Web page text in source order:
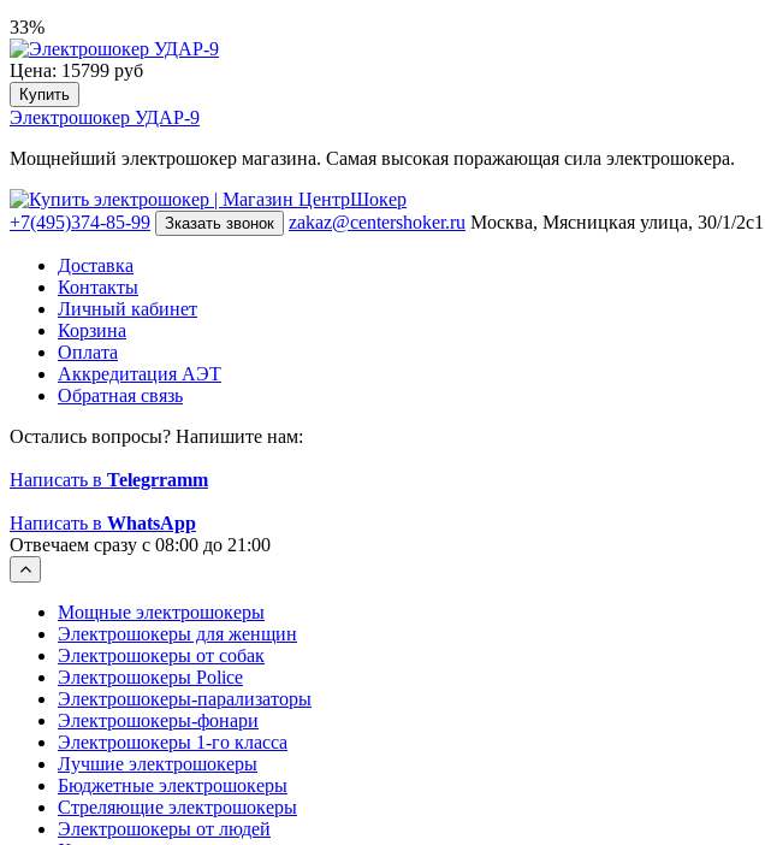
33%
Цена: 15799 руб
Купить
Электрошокер УДАР-9
Мощнейший электрошокер магазина. Самая высокая поражающая сила электрошокера.
+7(495)374-85-99 Зказать звонок zakaz@centershoker.ru Москва, Мясницкая улица, 30/1/2с1
Доставка
Контакты
Личный кабинет
Корзина
Оплата
Аккредитация АЭТ
Обратная связь
Остались вопросы? Напишите нам:
Написать в Telegrramm
Написать в WhatsApp
Отвечаем сразу с 08:00 до 21:00
Мощные электрошокеры
Электрошокеры для женщин
Электрошокеры от собак
Электрошокеры Police
Электрошокеры-парализаторы
Электрошокеры-фонари
Электрошокеры 1-го класса
Лучшие электрошокеры
Бюджетные электрошокеры
Стреляющие электрошокеры
Электрошокеры от людей